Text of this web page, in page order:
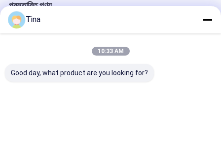
প্রস্তাবিত পণ্য
Tina
10:33 AM
Good day, what product are you looking for?